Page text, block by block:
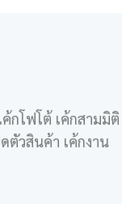
ค้กโฟโต้ เค้กสามมิติ
ตัวสินค้า เค้กงาน